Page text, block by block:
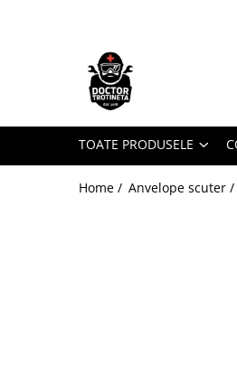
Toate Produsele
Piese de schimb
https://www.doctortrotineta.ro/
Acceleratie
TOATE PRODUSELE
Home / Anvelope scuter /